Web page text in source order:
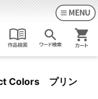
Colors プリン